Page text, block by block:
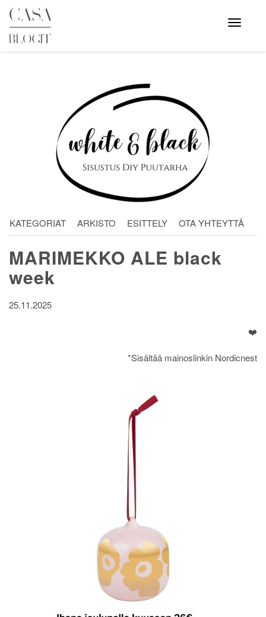
Skip
content
Avaa
valikko
KATEGORIAT ARKISTO ESITTELY OTA YHTEYTTÄ
MARIMEKKO ALE black
week
25.11.2025
❤️
*Sisältää mainoslinkin Nordicnest